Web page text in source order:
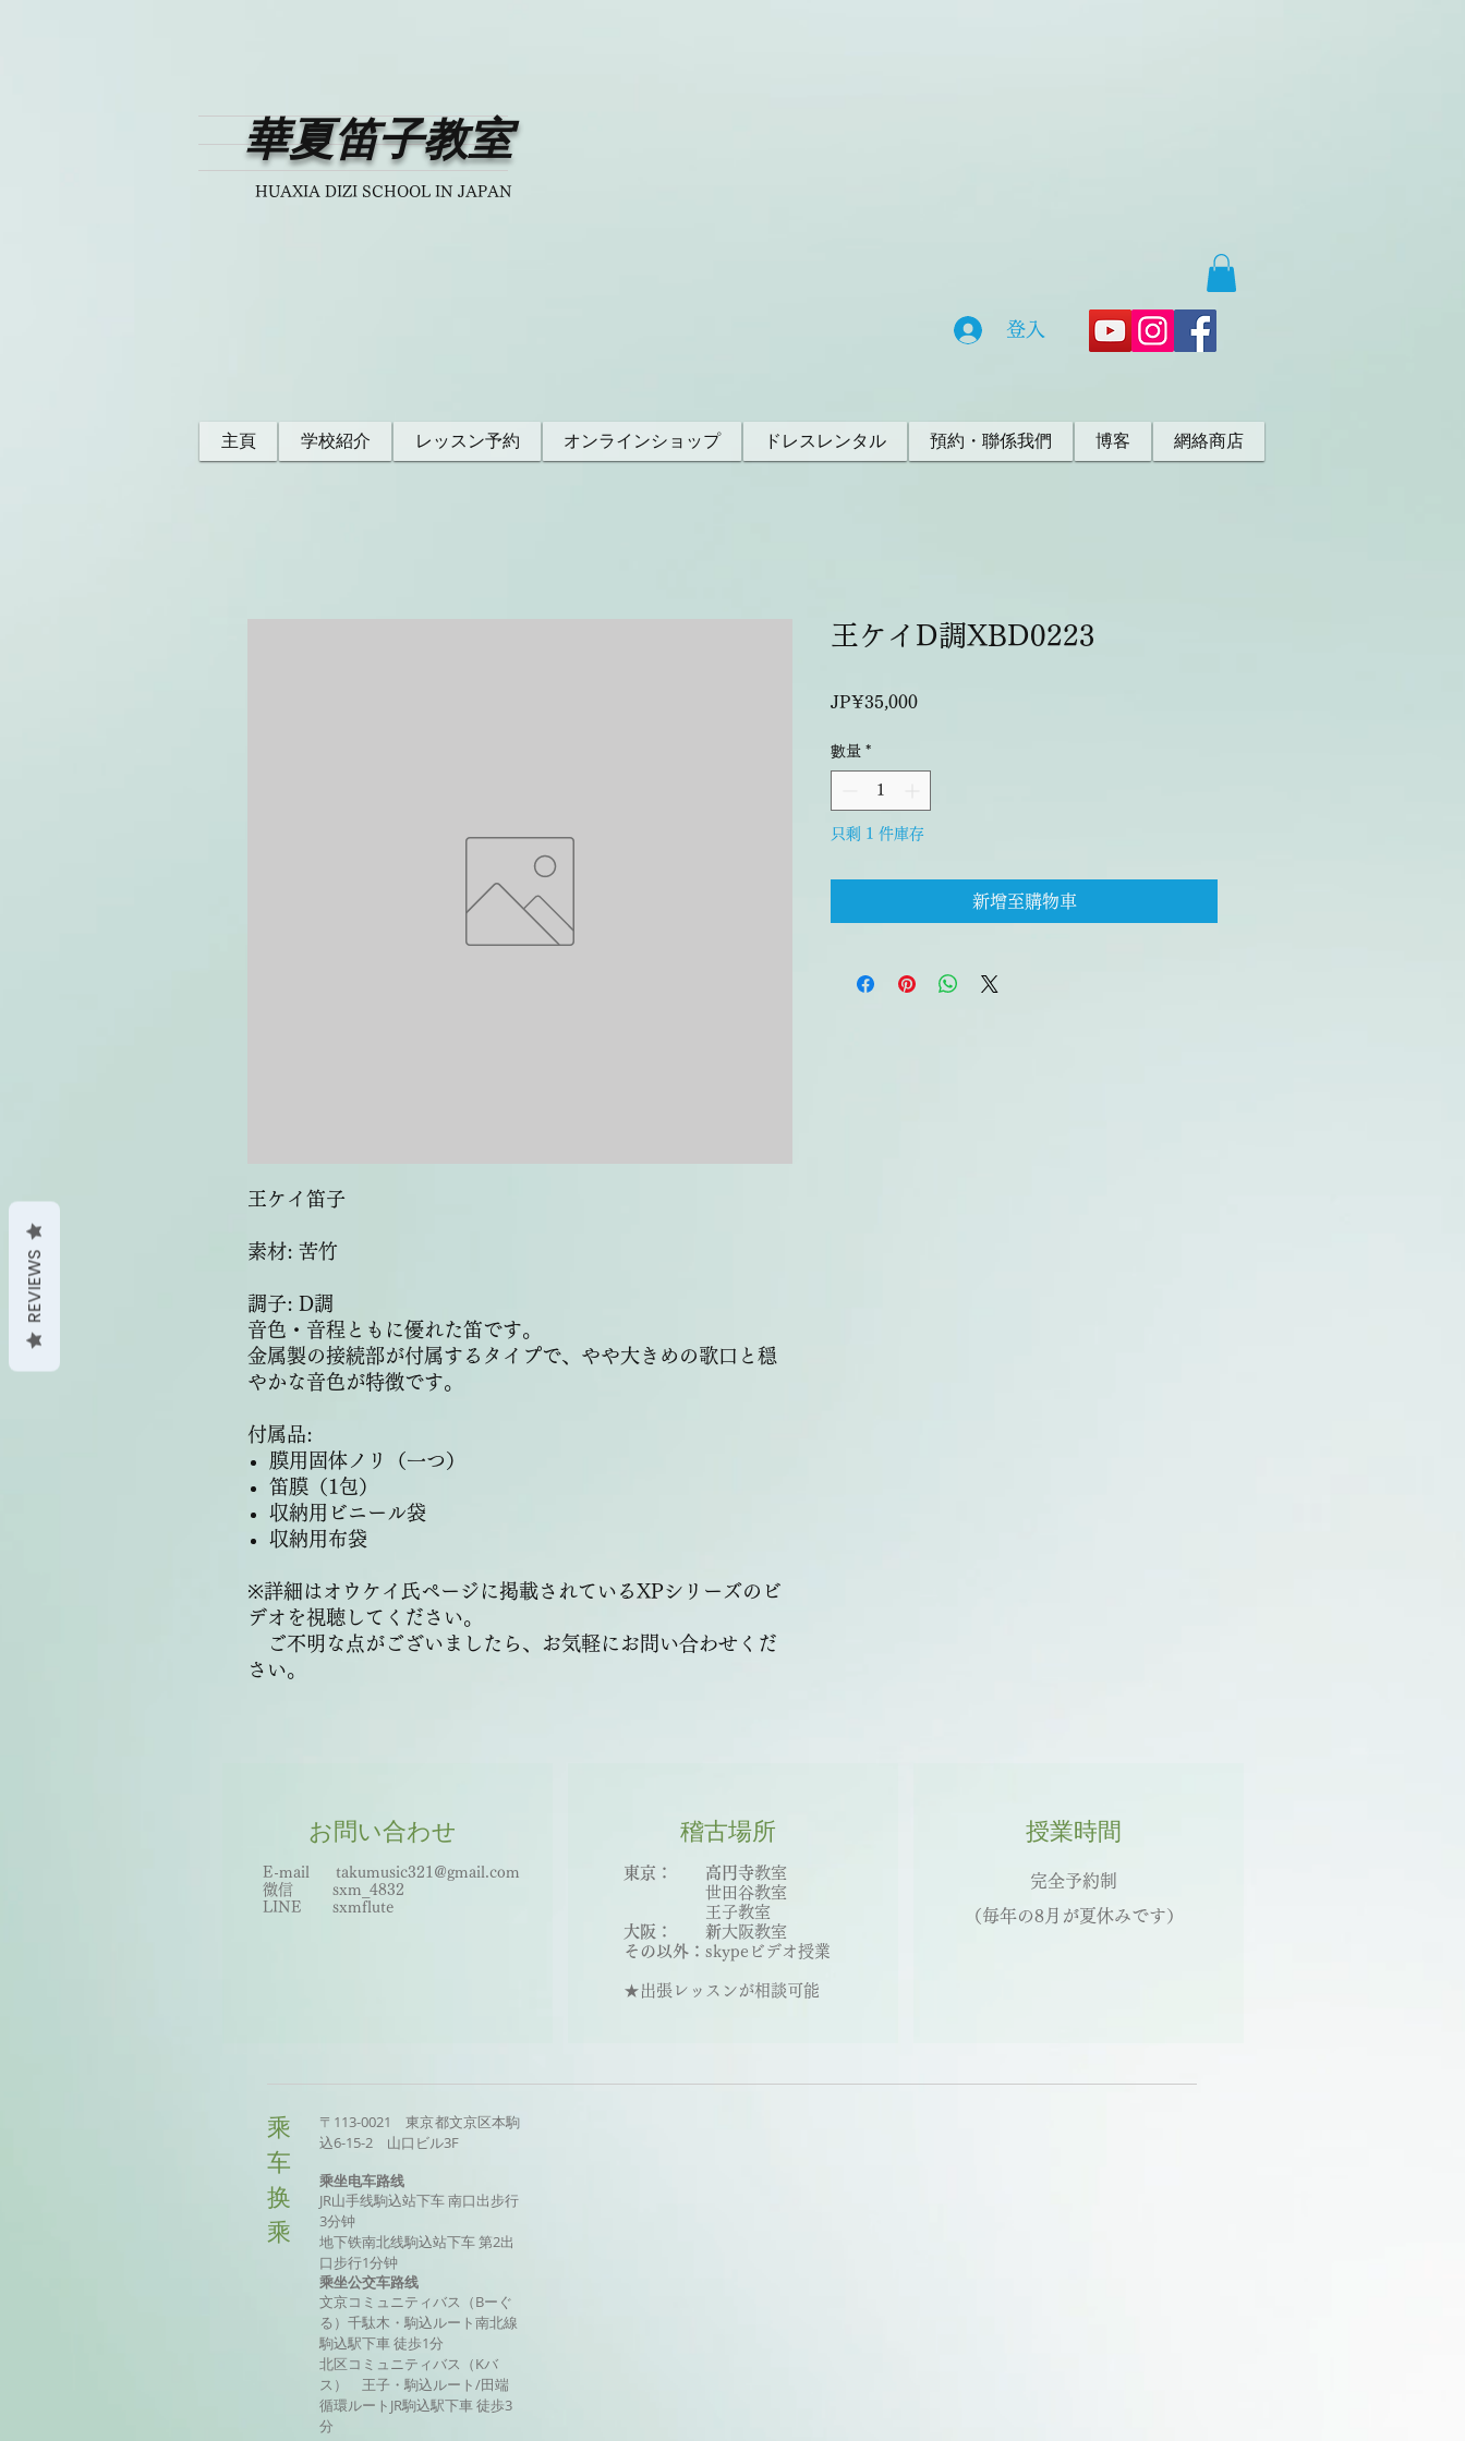
華夏笛子教室
HUAXIA DIZI SCHOOL IN JAPAN
登入
主頁 学校紹介 レッスン予約 オンラインショップ ドレスレンタル 預約・聯係我們 博客 網絡商店
王ケイ笛子
素材: 苦竹
調子: D調
音色・音程ともに優れた笛です。
金属製の接続部が付属するタイプで、やや大きめの歌口と穏
やかな音色が特徴です。
付属品:
膜用固体ノリ（一つ）
笛膜（1包）
収納用ビニール袋
収納用布袋
※詳細はオウケイ氏ページに掲載されているXPシリーズのビ
デオを視聴してください。
ご不明な点がございましたら、お気軽にお問い合わせくだ
さい。
王ケイD調XBD0223
JP¥35,000價
數量 *
只剩 1 件庫存
新增至購物車
お問い合わせ
E-mail takumusic321@gmail.com
微信 sxm_ 4832
LINE sxmflute​
稽古場所
東京： 高円寺教室
世田谷教室
王子教室
大阪： 新大阪教室
その以外： skypeビデオ授業
★出張レッスンが相談可能
授業時間
完全予約制
（毎年の8月が夏休みです）
乘
车
换
乘
〒113-0021 東京都文京区本駒
込6-15-2 山口ビル3F
乘坐电车路线
JR山手线駒込站下车 南口出步行
3分钟
地下铁南北线駒込站下车 第2出
口步行1分钟
乘坐公交车路线
文京コミュニティバス（Bーぐ
る）千駄木・駒込ルート南北線
駒込駅下車 徒歩1分
北区コミュニティバス（Kバ
ス） 王子・駒込ルート/田端
循環ルートJR駒込駅下車 徒歩3
分
REVIEWS